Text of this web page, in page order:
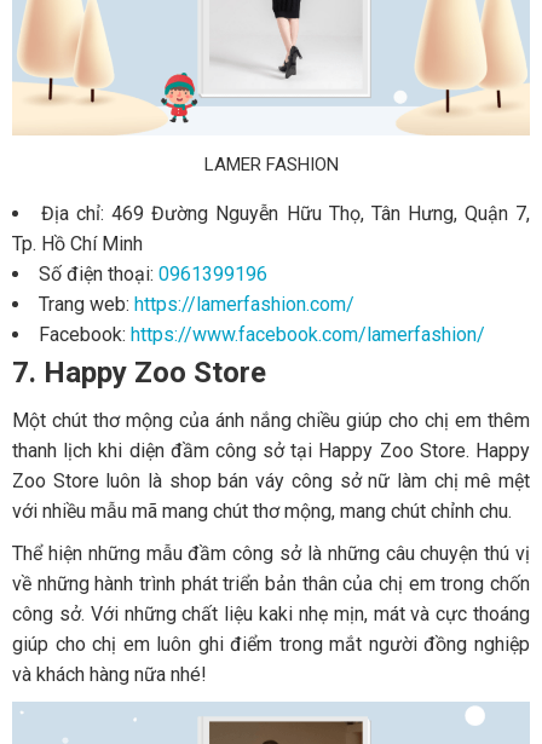
LAMER FASHION
Địa chỉ: 469 Đường Nguyễn Hữu Thọ, Tân Hưng, Quận 7,
Tp. Hồ Chí Minh
Số điện thoại: 0961399196
Trang web: https://lamerfashion.com/
Facebook: https://www.facebook.com/lamerfashion/
7. Happy Zoo Store
Một chút thơ mộng của ánh nắng chiều giúp cho chị em thêm
thanh lịch khi diện đầm công sở tại Happy Zoo Store. Happy
Zoo Store luôn là shop bán váy công sở nữ làm chị mê mệt
với nhiều mẫu mã mang chút thơ mộng, mang chút chỉnh chu.
Thể hiện những mẫu đầm công sở là những câu chuyện thú vị
về những hành trình phát triển bản thân của chị em trong chốn
công sở. Với những chất liệu kaki nhẹ mịn, mát và cực thoáng
giúp cho chị em luôn ghi điểm trong mắt người đồng nghiệp
và khách hàng nữa nhé!